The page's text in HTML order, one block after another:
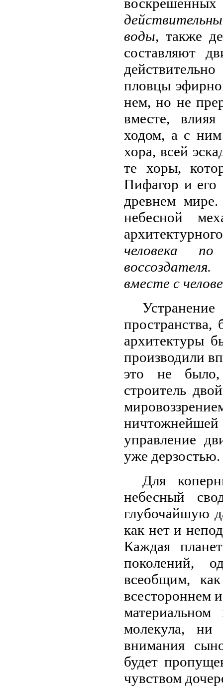
воды,также
составляют
пловцы
нем, но не
вместе,
ходом, а с ним
хора, всей
те хоры,
Пифагор и
древнем мире.
небесной
человека
вместе с
пространства,
архитектуры
производили
это не было,
строитель
управление
уже дерзостью.
Для
небесный
глубочайшую
как нет и
Каждая
поколений,
всеобщим,
всестороннем
молекула, ни
внимания
будет
чувством